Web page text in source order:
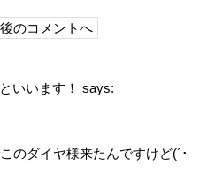
後のコメントへ
いいます！
says:
のダイヤ様来たんですけど(´･